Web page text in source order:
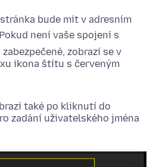
bude mít v adresním
není vaše spojení s
zobrazí se v
ikona štítu s červeným
také po kliknutí do
zadání uživatelského jména